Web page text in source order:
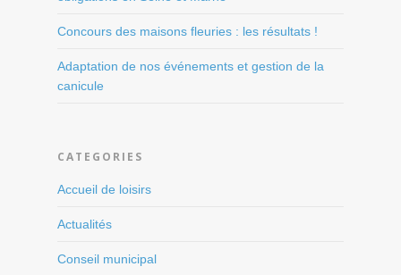
Concours des maisons fleuries : les résultats !
Adaptation de nos événements et gestion de la
canicule
CATEGORIES
Accueil de loisirs
Actualités
Conseil municipal